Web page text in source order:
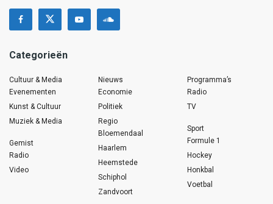
Categorieën
Cultuur & Media
Evenementen
Kunst & Cultuur
Muziek & Media
Gemist
Radio
Video
Nieuws
Economie
Politiek
Regio
Bloemendaal
Haarlem
Heemstede
Schiphol
Zandvoort
Programma’s
Radio
TV
Sport
Formule 1
Hockey
Honkbal
Voetbal